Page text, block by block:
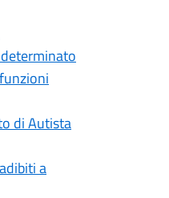
di Autista
a